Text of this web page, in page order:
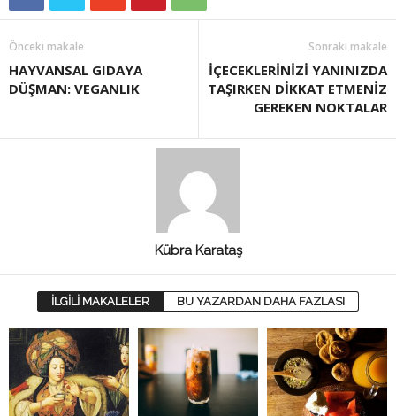
Önceki makale
HAYVANSAL GIDAYA
DÜŞMAN: VEGANLIK
Sonraki makale
İÇECEKLERİNİZİ YANINIZDA
TAŞIRKEN DİKKAT ETMENİZ
GEREKEN NOKTALAR
Kübra Karataş
İLGİLİ MAKALELER BU YAZARDAN DAHA FAZLASI